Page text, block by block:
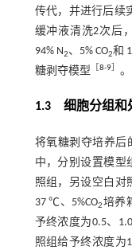
传代，并进行后续
缓冲液清洗2次后
94% N2、5% CO2和
糖剥夺模型
8-9］ 。
1.3 细胞分组和
将氧糖剥夺培养后
中，分别设置模型
照组，另设空白对
37 ℃、5%CO2培养
予终浓度为0.5、1.0
照组给予终浓度为